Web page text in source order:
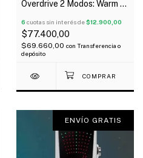
Overdrive 2 Modos: Warm -
6 cuotas sin interés de$12.900,00
$77.400,00
$69.660,00 con Transferencia o
depósito
ENVÍO GRATIS